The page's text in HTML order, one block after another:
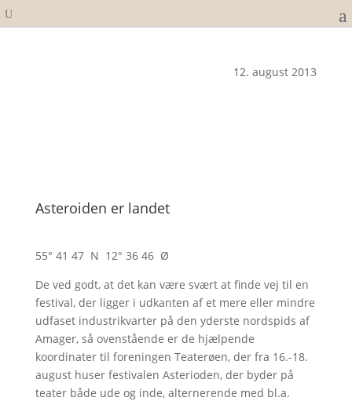
12. august 2013
Asteroiden er landet
55° 41 47 N 12° 36 46 Ø
De ved godt, at det kan være svært at finde vej til en
festival, der ligger i udkanten af et mere eller mindre
udfaset industrikvarter på den yderste nordspids af
Amager, så ovenstående er de hjælpende
koordinater til foreningen Teaterøen, der fra 16.-18.
august huser festivalen Asterioden, der byder på
teater både ude og inde, alternerende med bl.a.